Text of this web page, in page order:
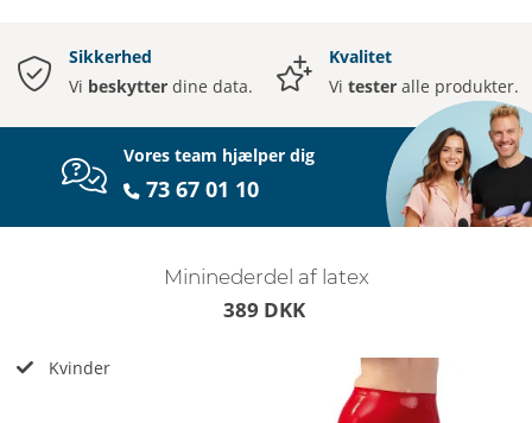
Sikkerhed
Vi beskytter dine data.
Kvalitet
Vi tester alle produkter.
Vores team hjælper dig
73 67 01 10
Mininederdel af latex
389 DKK
Kvinder